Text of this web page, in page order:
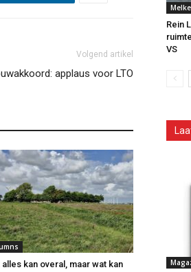
Volgend artikel
applaus voor LTO
alles kan overal, maar wat kan
Rein
VS